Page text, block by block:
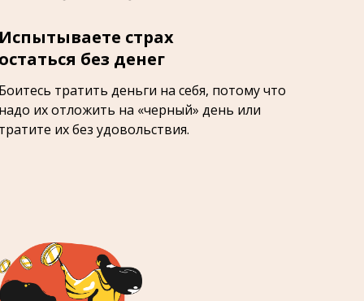
Испытываете страх
остаться без денег
Боитесь тратить деньги на себя, потому что
надо их отложить на «черный» день или
тратите их без удовольствия.